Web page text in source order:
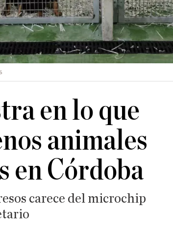
en lo que
animales
en Córdoba
carece del microchip